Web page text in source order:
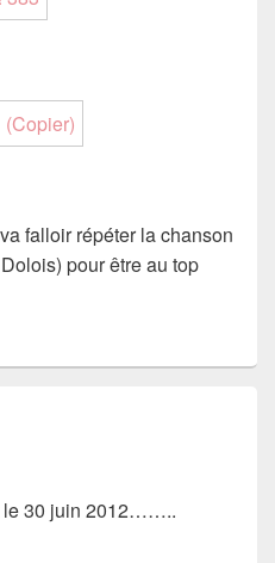
falloir répéter la chanson
pour être au top
le 30 juin 2012……..